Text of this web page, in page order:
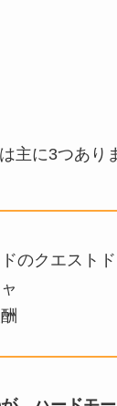
主に3つあり
のクエスト